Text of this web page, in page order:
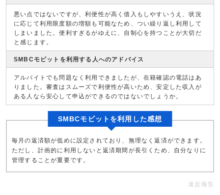
悪い点ではないですが、利便性が高く借入もしやすいうえ、状況
に応じて利用限度額の増額も可能なため、つい繰り返し利用して
しまいました。便利すぎるがゆえに、自制心を持つことが大切だ
と感じます。
SMBCモビットを利用する人へのアドバイス
アルバイトでも問題なく利用できましたが、在籍確認の電話はあ
りました。審査はスムーズで利便性が高いため、安定した収入が
ある人なら安心して申込ができるのではないでしょうか。
SMBCモビットを利用した感想
毎月の返済額が低めに設定されており、無理なく返済ができます。
ただし、計画的に利用しないと返済期間が長引くため、自分なりに
管理することが重要です。
違反報告